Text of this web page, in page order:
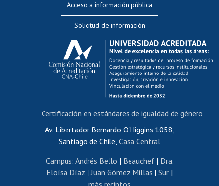
Evaluación docente
Calificación académica
Postulación al AUCAI
Funcionarias/os
Cursos internos de capacitación
Bienestar del personal
Portal de movilidad interna
Certificado de renta
Certificado de renta honorarios
Editar páginas blancas
Acceso a información pública
Solicitud de información
Av. Libertador Bernardo O'Higgins 1058,
Santiago de Chile, Casa Central
Campus: Andrés Bello | Beauchef| Dra.
Eloísa Díaz |Juan Gómez Millas | Sur |
Certificación en estándares de igualdad de género